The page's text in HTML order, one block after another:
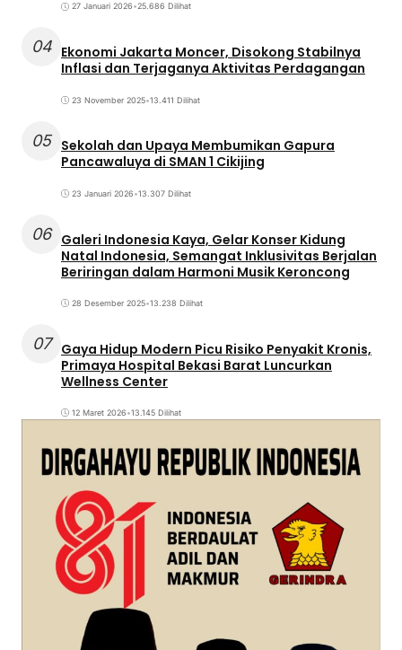
27 Januari 2026•25.686 Dilihat
04 Ekonomi Jakarta Moncer, Disokong Stabilnya
Inflasi dan Terjaganya Aktivitas Perdagangan
23 November 2025•13.411 Dilihat
05 Sekolah dan Upaya Membumikan Gapura
Pancawaluya di SMAN 1 Cikijing
23 Januari 2026•13.307 Dilihat
06 Galeri Indonesia Kaya, Gelar Konser Kidung
Natal Indonesia, Semangat Inklusivitas Berjalan
Beriringan dalam Harmoni Musik Keroncong
28 Desember 2025•13.238 Dilihat
07
Gaya Hidup Modern Picu Risiko Penyakit Kronis,
Primaya Hospital Bekasi Barat Luncurkan
Wellness Center
12 Maret 2026•13.145 Dilihat